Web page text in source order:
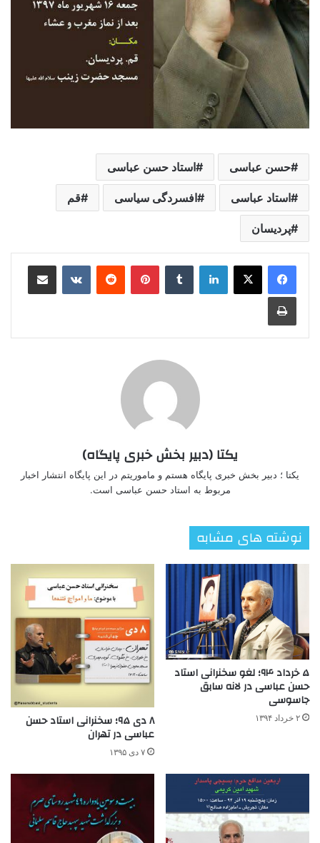
حسن عباسی استاد حسن عباسی
استاد عباسی افسردگی سیاسی قم
پردیسان
لینکدین ‫تامبلر ‫پین‌ترست‫رددیت ‫VKontakteاشتراک گذاری از طریق ایمیل
چاپ
یکتا (دبیر بخش خبری پایگاه)
یکتا ؛ دبیر بخش خبری پایگاه هستم و ماموریتم در این پایگاه انتشار اخبار
مربوط به استاد حسن عباسی است.
نوشته های مشابه
۵ خرداد ۹۴؛ لغو سخنرانی استاد
حسن عباسی در لانه سابق
جاسوسی
۲ خرداد ۱۳۹۴ ۸ دی ۹۵؛ سخنرانی استاد حسن
عباسی در تهران
۷ دی ۱۳۹۵